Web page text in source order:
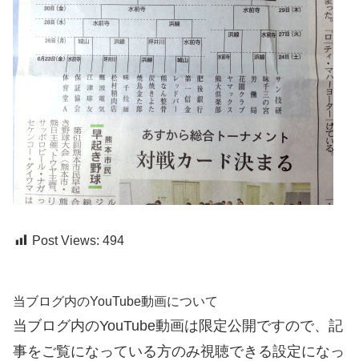
Post Views: 494
当ブログ内のYouTube動画について
当ブログ内のYouTube動画は限定公開ですので、記
事をご覧になっている方のみ視聴できる設定になっ